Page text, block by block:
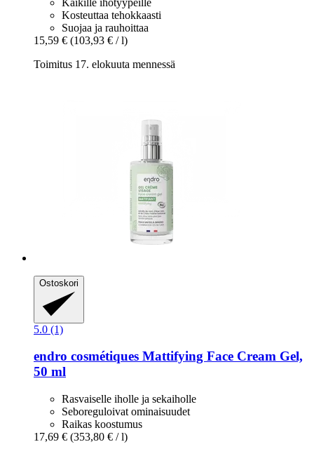
Kosteuttaa tehokkaasti
Suojaa ja rauhoittaa
15,59 € (103,93 € / l)
Toimitus 17. elokuuta mennessä
Ostoskori
5.0 (1)
endro cosmétiques Mattifying Face Cream Gel,
50 ml
Rasvaiselle iholle ja sekaiholle
Seboreguloivat ominaisuudet
Raikas koostumus
17,69 € (353,80 € / l)